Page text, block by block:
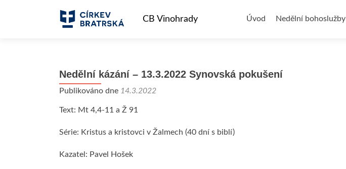
k
Úvod Nedělní bohoslužby
Nedělní kázání – 13.3.2022 Synovská pokušení
Publikováno dne 14.3.2022
Text: Mt 4,4-11 a Ž 91
Série: Kristus a kristovci v Žalmech (40 dní s biblí)
Kazatel: Pavel Hošek